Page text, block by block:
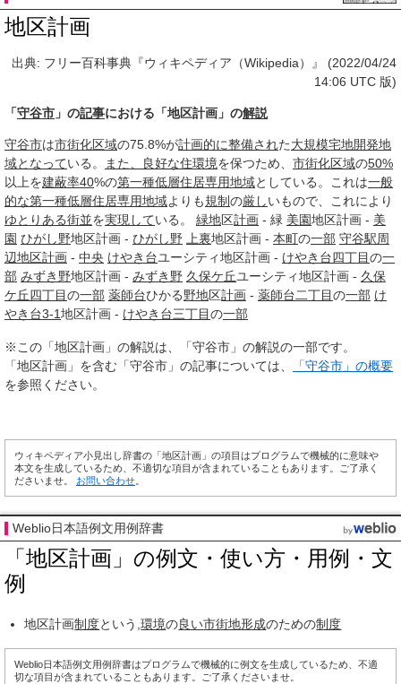
地区計画
出典: フリー百科事典『ウィキペディア（Wikipedia）』 (2022/04/24
14:06 UTC 版)
「守谷市 」の記事における「地区計画」の解説
守谷市は市街化区域の75.8%が計画的に整備された大規模宅地開発地
域となっている。 また、 良好な住環境を保つため、 市街化区域の50%
以上を建蔽率40%の第一種低層住居専用地域としている。これは一般
的な第一種低層住居専用地域よりも規制の厳しいもので、これにより
ゆとりある街並を実現している。 緑地区計画 - 緑 美園地区計画 - 美
園 ひがし野地区計画 - ひがし野 上裏地区計画 - 本町の一部 守谷駅周
辺地区計画 - 中央 けやき台ユーシティ地区計画 - けやき台四丁目の一
部 みずき野地区計画 - みずき野 久保ケ丘ユーシティ地区計画 - 久保
ケ丘四丁目の一部 薬師台ひかる野地区計画 - 薬師台二丁目の一部 け
やき台3-1地区計画 - けやき台三丁目の一部
※この「地区計画」の解説は、「守谷市」の解説の一部です。
「地区計画」を含む「守谷市」の記事については、
「守谷市」の概要
を参照ください。
ウィキペディア小見出し辞書の「地区計画」の項目はプログラムで機械的に意味や
本文を生成しているため、不適切な項目が含まれていることもあります。ご了承く
ださいませ。 お問い合わせ
Weblio日本語例文用例辞書
「地区計画」の例文・使い方・用例・文
例
地区計画制度という,環境の良い市街地形成のための制度
Weblio日本語例文用例辞書はプログラムで機械的に例文を生成しているため、不適
切な項目が含まれていることもあります。ご了承くださいませ。